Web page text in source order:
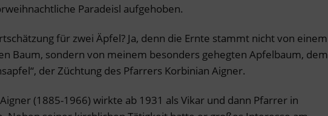
Paradeisl aufgehoben.
für zwei Äpfel? Ja, denn die Ernte stammt nicht von einem
Baum, sondern von meinem besonders gehegten Apfelbaum, dem
der Züchtung des Pfarrers Korbinian Aigner.
(1885-1966) wirkte ab 1931 als Vikar und dann Pfarrer in